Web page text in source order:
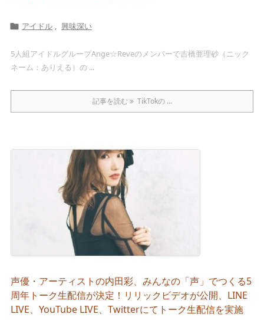
 アイドル , 興味深い
5人組アイドルグループAnge☆Reveのメンバーで吉橋亜理砂（ニック
ネーム：ありえる）の ...
記事を読む TikTokの ...
声優・アーティストの内田彩、みんなの「声」でつくる5
周年トーク生配信が決定！リリックビデオが公開、LINE
LIVE、YouTube LIVE、Twitterにてトーク生配信を実施